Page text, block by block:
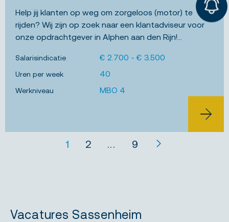
Help jij klanten op weg om zorgeloos (motor) te
rijden? Wij zijn op zoek naar een klantadviseur voor
onze opdrachtgever in Alphen aan den Rijn!...
Salarisindicatie € 2.700 - € 3.500
Uren per week 40
Werkniveau MBO 4
BEKIJK
1 2 ... 9
Vacatures Sassenheim